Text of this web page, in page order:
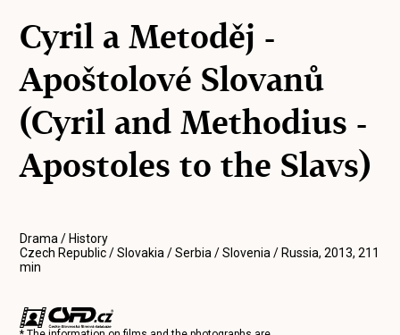
Cyril a Metoděj -
Apoštolové Slovanů
(Cyril and Methodius -
Apostoles to the Slavs)
Drama / History
Czech Republic / Slovakia / Serbia / Slovenia / Russia, 2013, 211
min